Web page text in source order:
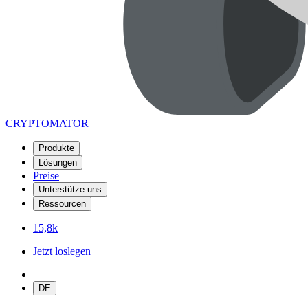
CRYPTOMATOR
Produkte
Lösungen
Preise
Unterstütze uns
Ressourcen
15,8k
Jetzt loslegen
DE